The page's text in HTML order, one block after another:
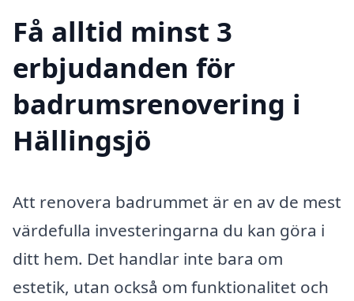
Få alltid minst 3
erbjudanden för
badrumsrenovering i
Hällingsjö
Att renovera badrummet är en av de mest
värdefulla investeringarna du kan göra i
ditt hem. Det handlar inte bara om
estetik, utan också om funktionalitet och